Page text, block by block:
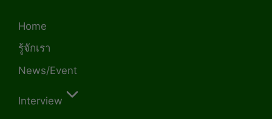
Home
รู้จักเรา
News/Event
Interview